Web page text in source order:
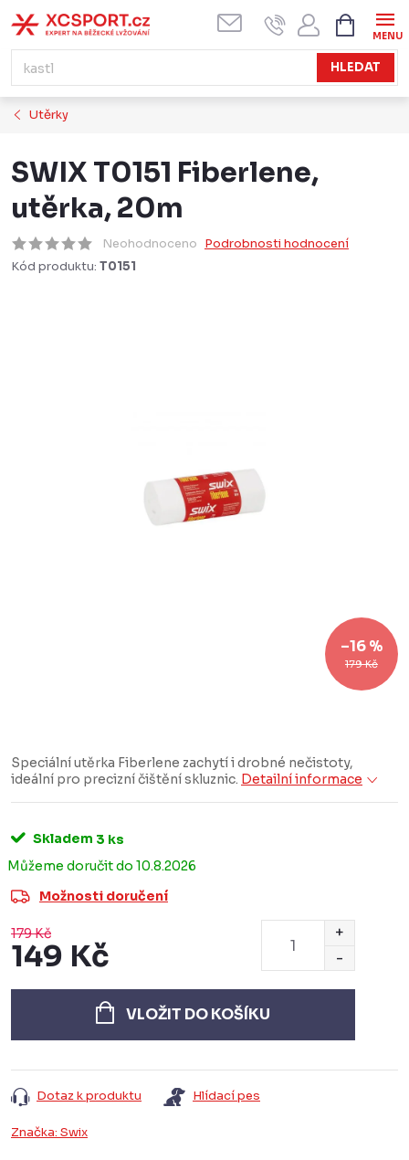
na
obsah
HLEDAT
KOŠÍK
Utěrky
SWIX T0151 Fiberlene,
utěrka, 20m
Neohodnoceno Podrobnosti hodnocení
Kód produktu: T0151
179 Kč
–16 %
Speciální utěrka Fiberlene zachytí i drobné nečistoty,
ideální pro precizní čištění skluznic. Detailní informace
Skladem 3 ks
10.8.2026
Možnosti doručení
179 Kč
149 Kč
cena:
VLOŽIT DO KOŠÍKU
Dotaz k produktu Hlídací pes
Značka: Swix